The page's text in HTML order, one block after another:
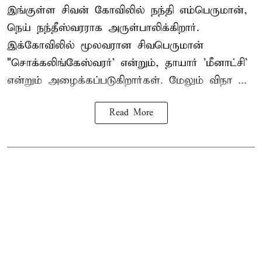
இங்குள்ள சிவன் கோவிலில் நந்தி எம்பெருமான்,
நெய் நந்தீஸ்வரராக அருள்பாலிக்கிறார்.
இக்கோவிலில் மூலவரான சிவபெருமான்
"சொக்கலிங்கேஸ்வரர்' என்றும், தாயார் 'மீனாட்சி'
என்றும் அழைக்கப்படுகிறார்கள். மேலும் விநா ...
Read More